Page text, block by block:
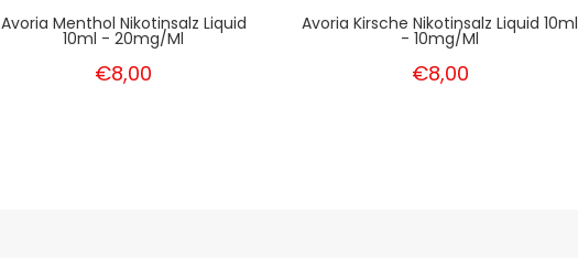
Avoria Menthol Nikotinsalz Liquid
10ml - 20mg/ml
€8,00
Avoria Kirsche Nikotinsalz Liquid 10ml
- 10mg/ml
€8,00